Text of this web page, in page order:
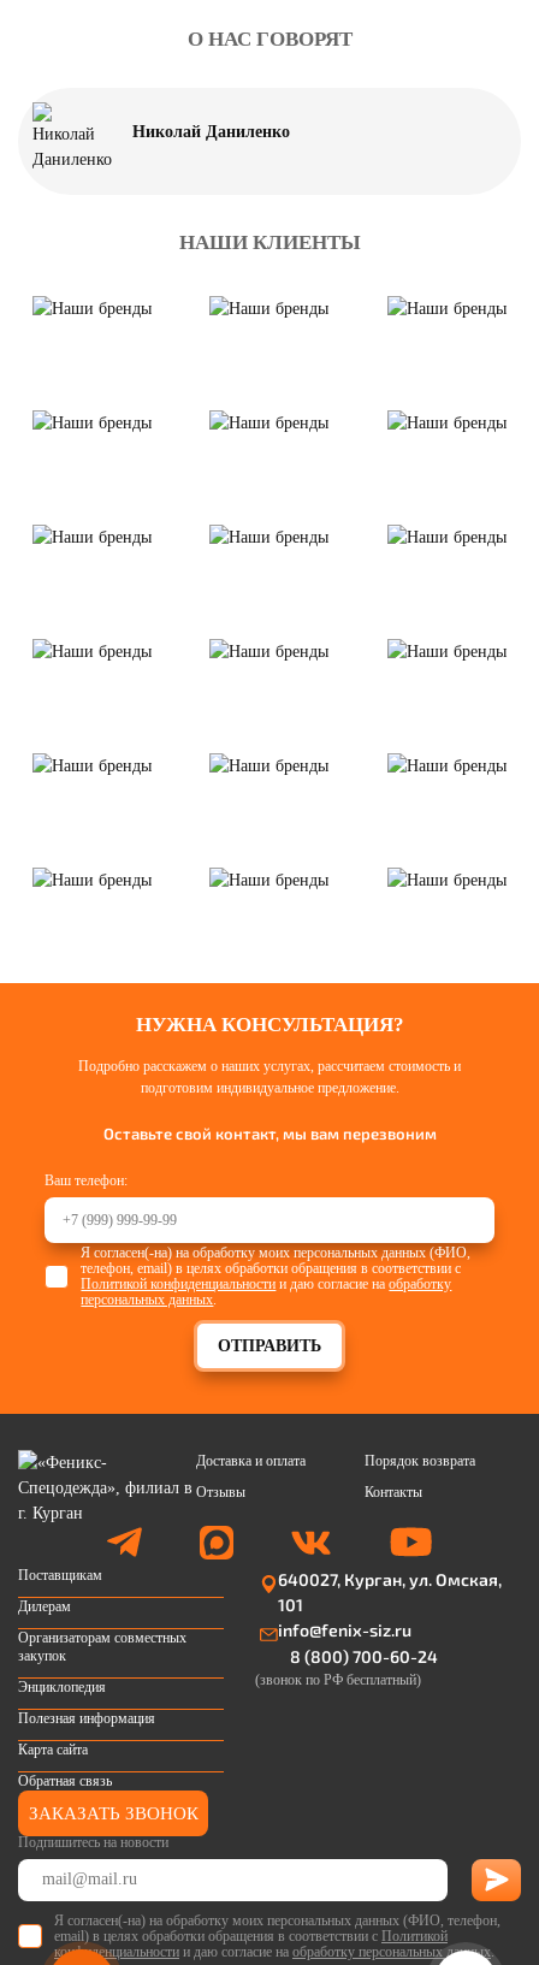
О НАС ГОВОРЯТ
Николай Даниленко
НАШИ КЛИЕНТЫ
НУЖНА КОНСУЛЬТАЦИЯ?
Подробно расскажем о наших услугах, рассчитаем стоимость и
подготовим индивидуальное предложение.
Оставьте свой контакт, мы вам перезвоним
Ваш телефон:
ОТПРАВИТЬ
Я согласен(-на) на обработку моих персональных данных (ФИО,
телефон, email) в целях обработки обращения в соответствии с
Политикой конфиденциальности и даю согласие наобработку
персональных данных
Доставка и оплата
Порядок возврата
Отзывы
Контакты
Подпишитесь на новости
Я согласен(-на) на обработку моих персональных данных (ФИО, телефон,
email) в целях обработки обращения в соответствии с Политикой
конфиденциальности и даю согласие на обработку персональных данных.
Поставщикам
Дилерам
Организаторам совместных
закупок
Энциклопедия
Полезная информация
Карта сайта
Обратная связь
640027, Курган, ул. Омская,
101
info@fenix-siz.ru
8 (800) 700-60-24
(звонок по РФ бесплатный)
ЗАКАЗАТЬ ЗВОНОК